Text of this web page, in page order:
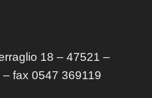
18 – 47521 –
fax 0547 369119